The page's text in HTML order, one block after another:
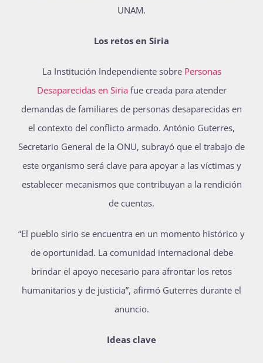
UNAM.
Los retos en Siria
La Institución Independiente sobre Personas
Desaparecidas en Siriafue creada para atender
demandas de familiares de personas desaparecidas en
el contexto del conflicto armado. António Guterres,
Secretario General de la ONU, subrayó que el trabajo de
este organismo será clave para apoyar a las víctimas y
establecer mecanismos que contribuyan a la rendición
de cuentas.
“El pueblo sirio se encuentra en un momento histórico y
de oportunidad. La comunidad internacional debe
brindar el apoyo necesario para afrontar los retos
humanitarios y de justicia”, afirmó Guterres durante el
anuncio.
Ideas clave